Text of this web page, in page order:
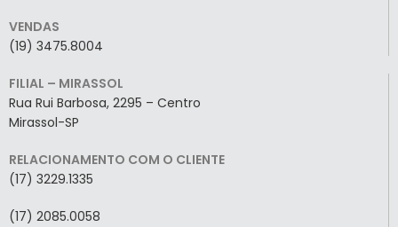
VENDAS
(19) 3475.8004
FILIAL – MIRASSOL
Rua Rui Barbosa, 2295 – Centro
Mirassol-SP
RELACIONAMENTO COM O CLIENTE
(17) 3229.1335
(17) 2085.0058